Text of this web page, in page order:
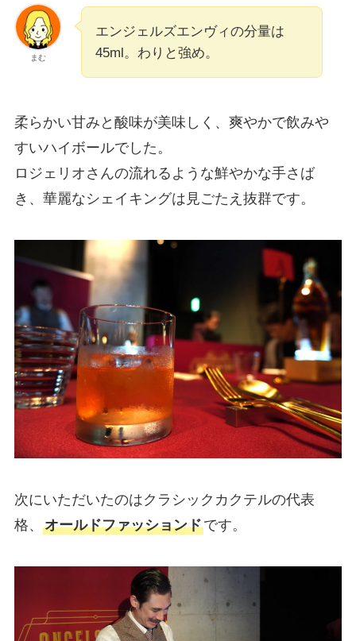
まむ
エンジェルズエンヴィの分量は
45ml。わりと強め。
柔らかい甘みと酸味が美味しく、爽やかで飲みや
すいハイボールでした。
ロジェリオさんの流れるような鮮やかな手さば
き、華麗なシェイキングは見ごたえ抜群です。
次にいただいたのはクラシックカクテルの代表
格、 オールドファッションドです。